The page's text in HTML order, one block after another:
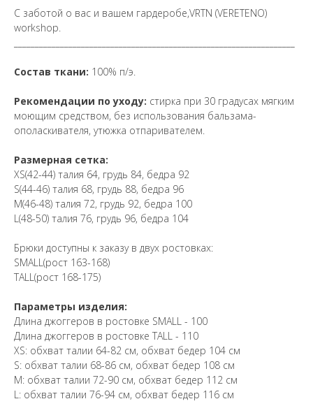
С заботой о вас и вашем гардеробе,VRTN (VERETENO)
workshop.
Состав ткани: 100% п/э.
Рекомендации по уходу: стирка при 30 градусах мягким
моющим средством, без использования бальзама-
ополаскивателя, утюжка отпаривателем.
Размерная сетка:
XS(42-44) талия 64, грудь 84, бедра 92
S(44-46) талия 68, грудь 88, бедра 96
M(46-48) талия 72, грудь 92, бедра 100
L(48-50) талия 76, грудь 96, бедра 104
Брюки доступны к заказу в двух ростовках:
SMALL(рост 163-168)
TALL(рост 168-175)
Параметры изделия:
Длина джоггеров в ростовке SMALL - 100
Длина джоггеров в ростовке TALL - 110
XS: обхват талии 64-82 см, обхват бедер 104 см
S: обхват талии 68-86 см, обхват бедер 108 см
М: обхват талии 72-90 см, обхват бедер 112 см
L: обхват талии 76-94 см, обхват бедер 116 см